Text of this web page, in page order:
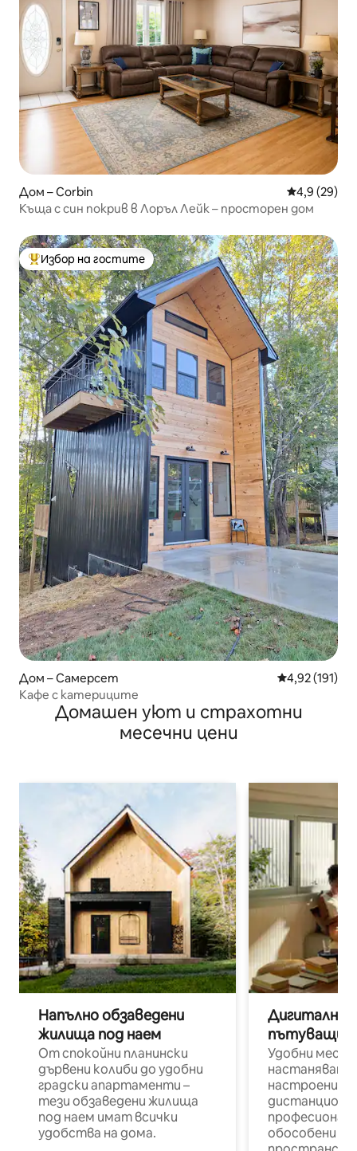
Дом – Corbin Средна
4,9 (29)
Къща с син покрив в Лоръл Лейк – просторен дом
Най-популярен избор на гостите
Избор на гостите
Дом – Самерсет Средна
4,92 (191)
Кафе с катериците
Домашен уют и страхотни
месечни цени
Напълно обзаведени
жилища под наем
От спокойни планински
дървени колиби до удобни
градски апартаменти –
тези обзаведени жилища
под наем имат всички
удобства на дома.
Дигитални
пътуващи
Удобни
настаняване
настроени и
обособени